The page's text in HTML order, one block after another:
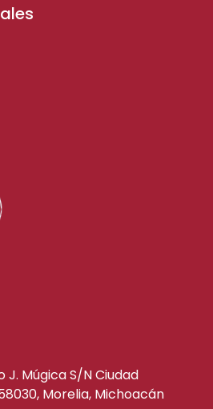
J. Múgica S/N Ciudad
Morelia, Michoacán